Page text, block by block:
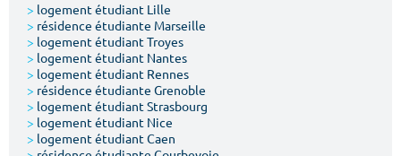
Votre date d'entrée
Chercher
> logement étudiant Lille
> résidence étudiante Marseille
> logement étudiant Troyes
> logement étudiant Nantes
> logement étudiant Rennes
> résidence étudiante Grenoble
> logement étudiant Strasbourg
> logement étudiant Nice
> logement étudiant Caen